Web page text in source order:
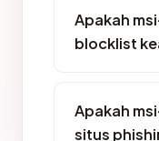
Apakah
blocklist
Apakah
situs